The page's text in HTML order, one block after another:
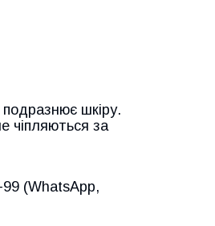
подразнює шкіру.
чіпляються за
(WhatsApp,